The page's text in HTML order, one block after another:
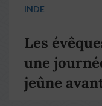
INDE
Les
une
jeûne